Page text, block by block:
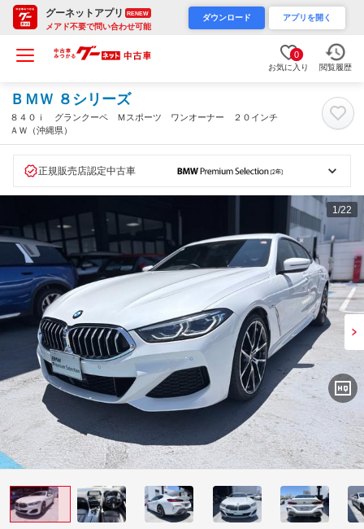
グーネットアプリ RENEW
メアド不要で問い合わせ可能
ダウンロード アプリを開く
0
お気に入り 閲覧履歴
ＢＭＷ ８シリーズ
８４０ｉ グランクーペ Ｍスポーツ ワンオーナー ２０インチ
ＡＷ（沖縄県）
正規販売店認定中古車
1 /22